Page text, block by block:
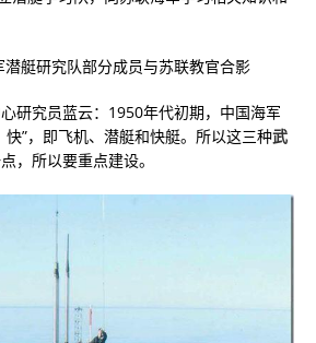
艇研究队部分成员与苏联教官合影
研究员蓝云：1950年代初期，中国海军
快”，即飞机、潜艇和快艇。所以这三种武
，所以要重点建设。